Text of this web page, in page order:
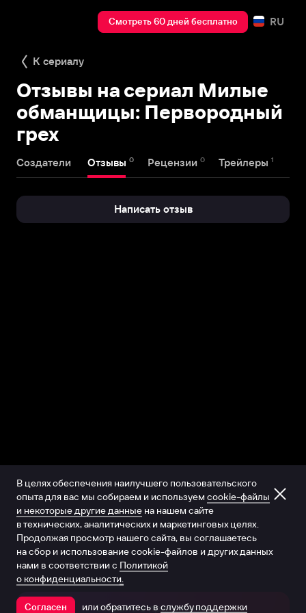
Смотреть 60 дней бесплатно RU
К сериалу
Отзывы на сериал Милые
обманщицы: Первородный
грех
Создатели Отзывы 0 Рецензии 0 Трейлеры 1
Написать отзыв
Открыть в приложении
В целях обеспечения наилучшего пользовательского
опыта для вас мы собираем и используем cookie-файлы
и некоторые другие данные на нашем сайте
в технических, аналитических и маркетинговых целях.
Продолжая просмотр нашего сайта, вы соглашаетесь
на сбор и использование cookie-файлов и других данных
нами в соответствии с Политикой
о конфиденциальности.
Согласен или обратитесь в службу поддержки